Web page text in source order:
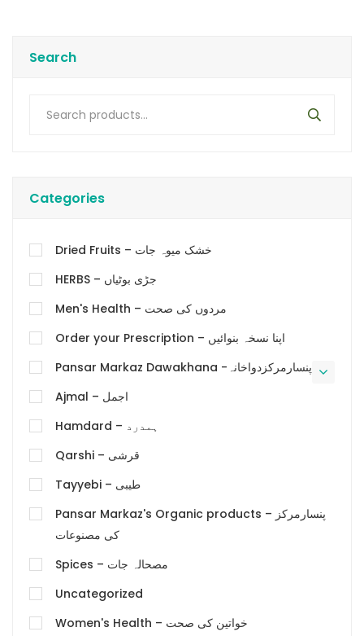
Search
Categories
Dried Fruits – خشک میوہ جات
HERBS – جڑی بوٹیاں
Men's Health – مردوں کی صحت
Order your Prescription – اپنا نسخہ بنوائیں
Pansar Markaz Dawakhana -پنسارمرکزدواخانہ
Ajmal – اجمل
Hamdard – ہمدرد
Qarshi – قرشی
Tayyebi – طیبی
Pansar Markaz's Organic products – پنسارمرکز
کی مصنوعات
Spices – مصحالہ جات
Uncategorized
Women's Health – خواتین کی صحت